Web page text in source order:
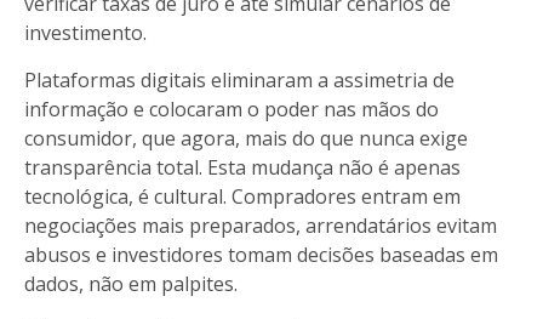
investimento.
Plataformas digitais eliminaram a assimetria de
informação e colocaram o poder nas mãos do
consumidor, que agora, mais do que nunca exige
transparência total. Esta mudança não é apenas
tecnológica, é cultural. Compradores entram em
negociações mais preparados, arrendatários evitam
abusos e investidores tomam decisões baseadas em
dados, não em palpites.